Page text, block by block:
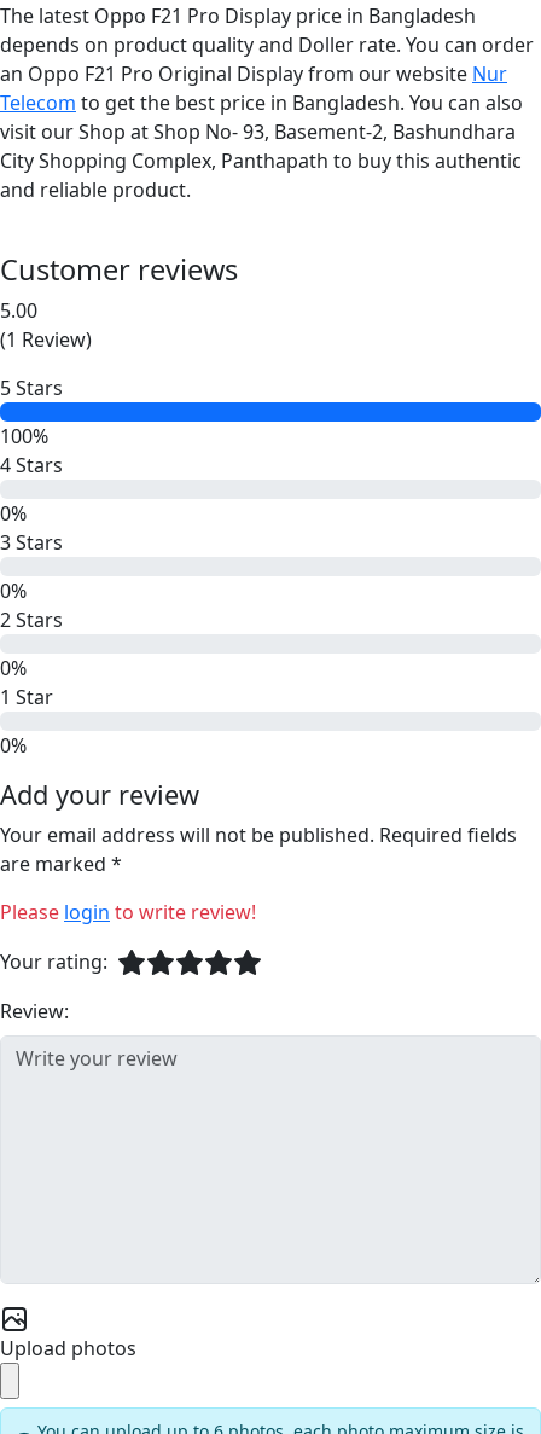
The latest Oppo F21 Pro Display price in Bangladesh
depends on product quality and Doller rate. You can order
an Oppo F21 Pro Original Display from our website Nur
Telecom to get the best price in Bangladesh. You can also
visit our Shop at Shop No- 93, Basement-2, Bashundhara
City Shopping Complex, Panthapath to buy this authentic
and reliable product.
Customer reviews
5.00
(1 Review)
5 Stars
100%
4 Stars
0%
3 Stars
0%
2 Stars
0%
1 Star
0%
Add your review
Your email address will not be published. Required fields
are marked *
Please login to write review!
Your rating:
Review:
Upload photos